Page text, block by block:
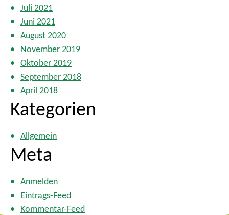
Juli 2021
Juni 2021
August 2020
November 2019
Oktober 2019
September 2018
April 2018
Kategorien
Allgemein
Meta
Anmelden
Eintrags-Feed
Kommentar-Feed